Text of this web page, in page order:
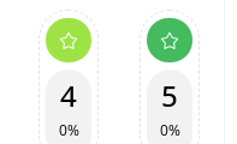
4
0%
5
0%